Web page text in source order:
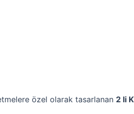
özel olarak tasarlanan 2 li